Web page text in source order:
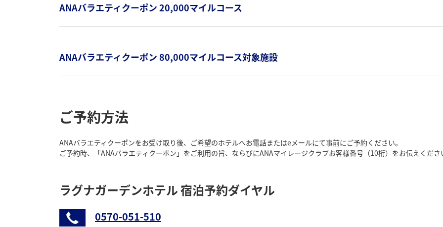
ANAバラエティクーポン 20,000マイルコース
ANAバラエティクーポン 80,000マイルコース対象施設
ご予約方法
ANAバラエティクーポンをお受け取り後、ご希望のホテルへお電話またはeメールにて事前にご予約ください。
ご予約時、「ANAバラエティクーポン」をご利用の旨、ならびにANAマイレージクラブお客様番号（10桁）をお伝えくださ
ラグナガーデンホテル 宿泊予約ダイヤル
0570-051-510